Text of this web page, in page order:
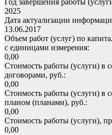
2025
Дата актуализации
13.06.2017
Объем работ (услуг) по
с единицами измерения:
0,00
Стоимость работы (услуги) в
договорами, руб.:
0,00
Стоимость работы (услуги) в
планом (планами), руб.:
0,00
Стоимость работы (услуги),
0,00